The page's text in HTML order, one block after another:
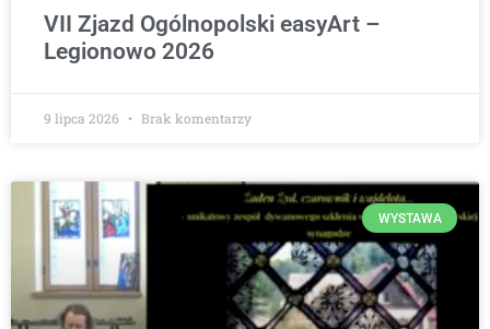
VII Zjazd Ogólnopolski easyArt –
Legionowo 2026
9 lipca 2026 Brak komentarzy
WYSTAWA